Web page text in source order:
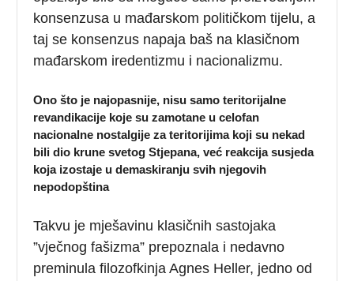
konsenzusa u mađarskom političkom tijelu, a
taj se konsenzus napaja baš na klasičnom
mađarskom iredentizmu i nacionalizmu.
Ono što je najopasnije, nisu samo teritorijalne
revandikacije koje su zamotane u celofan
nacionalne nostalgije za teritorijima koji su nekad
bili dio krune svetog Stjepana, već reakcija susjeda
koja izostaje u demaskiranju svih njegovih
nepodopština
Takvu je mješavinu klasičnih sastojaka
”vječnog fašizma” prepoznala i nedavno
preminula filozofkinja Agnes Heller, jedno od